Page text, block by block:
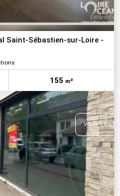
Saint-Sébastien-sur-Loire -
155 m²
VOIR